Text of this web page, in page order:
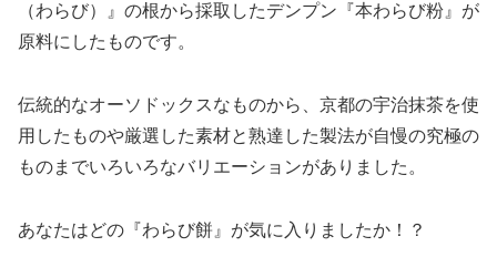
（わらび）』の根から採取したデンプン『本わらび粉』が
原料にしたものです。
伝統的なオーソドックスなものから、京都の宇治抹茶を使
用したものや厳選した素材と熟達した製法が自慢の究極の
ものまでいろいろなバリエーションがありました。
あなたはどの『わらび餅』が気に入りましたか！？